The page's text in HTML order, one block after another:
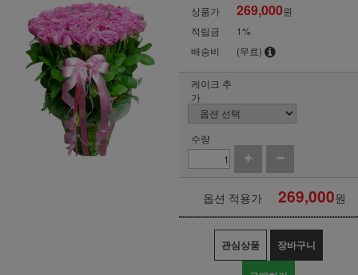
상품가 269,000원
적립금
1%
배송비
(무료)
케이크 추
가
수량
옵션 적용가 269,000원
관심상품 장바구니